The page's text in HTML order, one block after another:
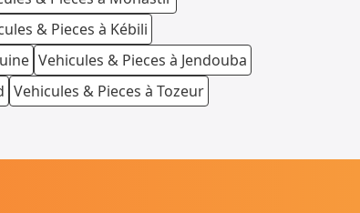
& Pieces à Kébili
Vehicules & Pieces à Jendouba
Vehicules & Pieces à Tozeur